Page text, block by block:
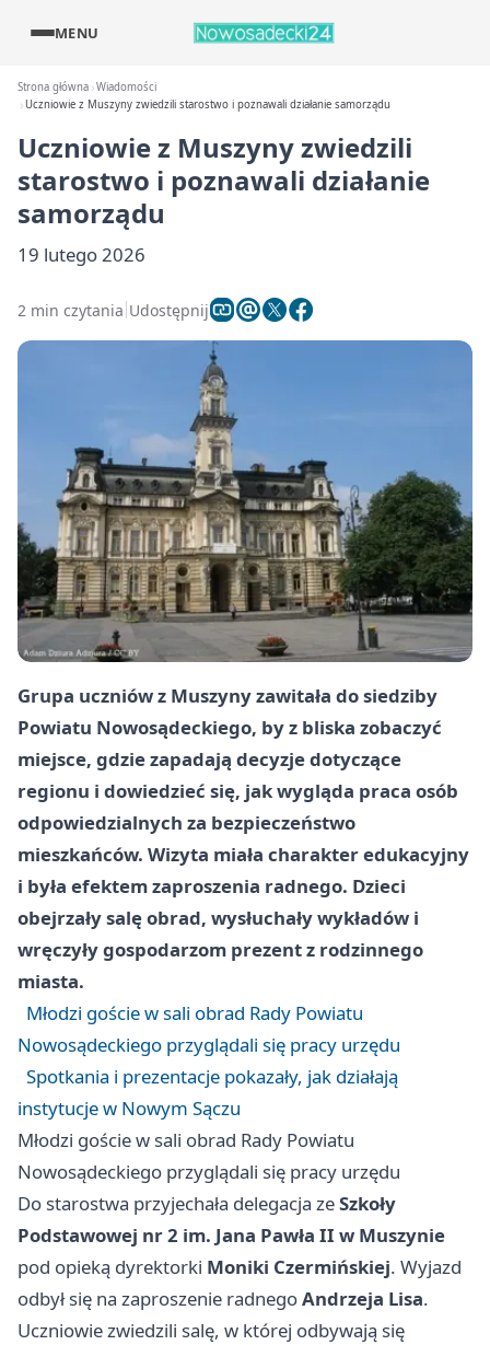
MENU
Strona główna Wiadomości
Uczniowie z Muszyny zwiedzili starostwo i poznawali działanie samorządu
Uczniowie z Muszyny zwiedzili
starostwo i poznawali działanie
samorządu
19 lutego 2026
2 min czytania Udostępnij
Grupa uczniów z Muszyny zawitała do siedziby
Powiatu Nowosądeckiego, by z bliska zobaczyć
miejsce, gdzie zapadają decyzje dotyczące
regionu i dowiedzieć się, jak wygląda praca osób
odpowiedzialnych za bezpieczeństwo
mieszkańców. Wizyta miała charakter edukacyjny
i była efektem zaproszenia radnego. Dzieci
obejrzały salę obrad, wysłuchały wykładów i
wręczyły gospodarzom prezent z rodzinnego
miasta.
Młodzi goście w sali obrad Rady Powiatu
Nowosądeckiego przyglądali się pracy urzędu
Spotkania i prezentacje pokazały, jak działają
instytucje w Nowym Sączu
Młodzi goście w sali obrad Rady Powiatu
Nowosądeckiego przyglądali się pracy urzędu
Do starostwa przyjechała delegacja zeSzkoły
Podstawowej nr 2 im. Jana Pawła II w Muszynie
pod opieką dyrektorki Moniki Czermińskiej. Wyjazd
odbył się na zaproszenie radnegoAndrzeja Lisa.
Uczniowie zwiedzili salę, w której odbywają się